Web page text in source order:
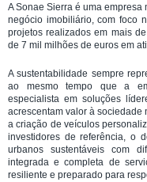
A Sonae Sierra é uma
negócio imobiliário, com foco
projetos realizados em mais
de 7 mil milhões de euros em
A sustentabilidade sempre
ao mesmo tempo que a
especialista em soluções
acrescentam valor à sociedade
a criação de veículos
investidores de referência, o
urbanos sustentáveis com
integrada e completa de
resiliente e preparado para